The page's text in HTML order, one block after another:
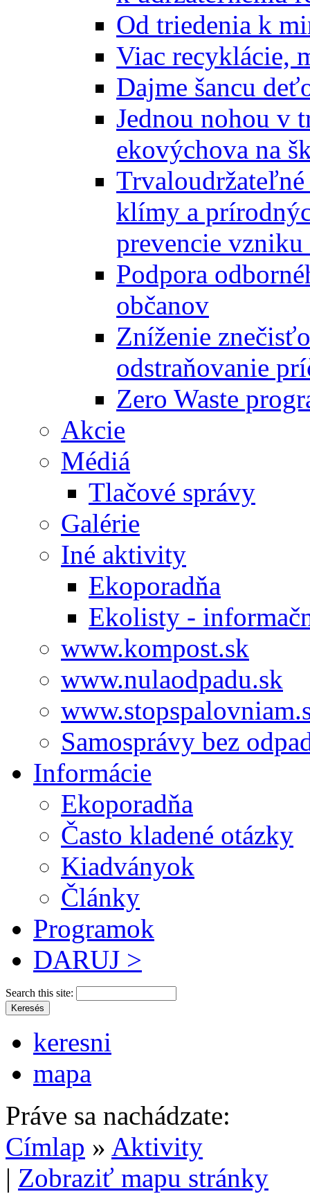
Od triedenia k
Viac recyklácie,
Dajme šancu
Jednou nohou v
ekovýchova na
klímy a
prevencie vzniku
Podpora
občanov
Zníženie
odstraňovanie
Zero Waste
Akcie
Médiá
Tlačové správy
Galérie
Iné aktivity
Ekoporadňa
Ekolisty -
www.kompost.sk
www.nulaodpadu.sk
Samosprávy bez
Informácie
Ekoporadňa
Často kladené otázky
Kiadványok
Články
Programok
DARUJ >
Search this site:
keresni
mapa
Práve sa nachádzate:
Címlap » Aktivity
| Zobraziť mapu stránky